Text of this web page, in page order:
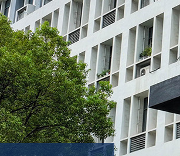
学院概况 党群工作